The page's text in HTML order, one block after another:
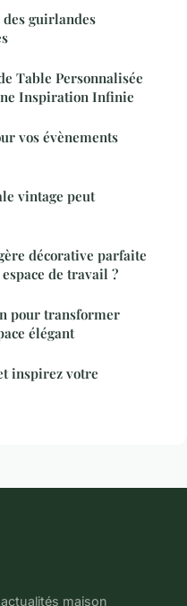
guirlandes
Table Personnalisée
Inspiration Infinie
vos évènements
vintage peut
décorative parfaite
de travail ?
pour transformer
élégant
inspirez votre
maison